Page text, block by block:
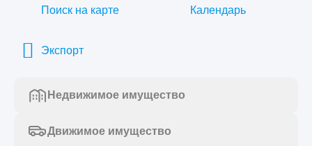
Поиск на карте Календарь
Экспорт
Недвижимое имущество
Движимое имущество